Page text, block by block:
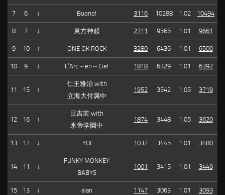
7 6 ↓ Buono! 3116 10288 1.02 10494
8 7 ↓ 東方神起 2711 9565 1.01 9661
9 10 ↑ ONE OK ROCK 3280 6436 1.01 6500
10 9 ↓ L’Arc～en～Ciel 1818 6329 1.01 6392
11 15 ↑
仁王雅治 with
立海大付属中
1952 3542 1.05 3719
12 16 ↑
日吉若 with
氷帝学園中
1874 3448 1.05 3620
13 12 ↓ YUI 1032 3445 1.01 3480
14 11 ↓
FUNKY MONKEY
BABYS
1001 3415 1.01 3449
15 13 ↓ alan 1147 3063 1.01 3093